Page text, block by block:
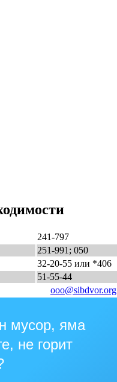
241-797
251-991; 050
32-20-55 или *406
51-55-44
ooo@sibdvor.org
мусор, яма
не горит